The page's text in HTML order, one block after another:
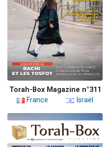
Torah-Box Magazine n°311
France
Israël